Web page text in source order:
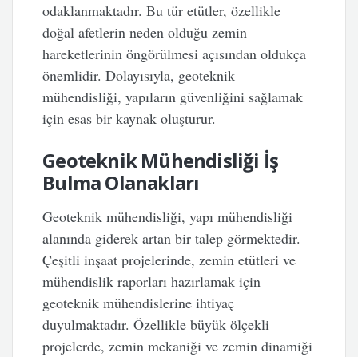
odaklanmaktadır. Bu tür etütler, özellikle
doğal afetlerin neden olduğu zemin
hareketlerinin öngörülmesi açısından oldukça
önemlidir. Dolayısıyla, geoteknik
mühendisliği, yapıların güvenliğini sağlamak
için esas bir kaynak oluşturur.
Geoteknik Mühendisliği İş
Bulma Olanakları
Geoteknik mühendisliği, yapı mühendisliği
alanında giderek artan bir talep görmektedir.
Çeşitli inşaat projelerinde, zemin etütleri ve
mühendislik raporları hazırlamak için
geoteknik mühendislerine ihtiyaç
duyulmaktadır. Özellikle büyük ölçekli
projelerde, zemin mekaniği ve zemin dinamiği